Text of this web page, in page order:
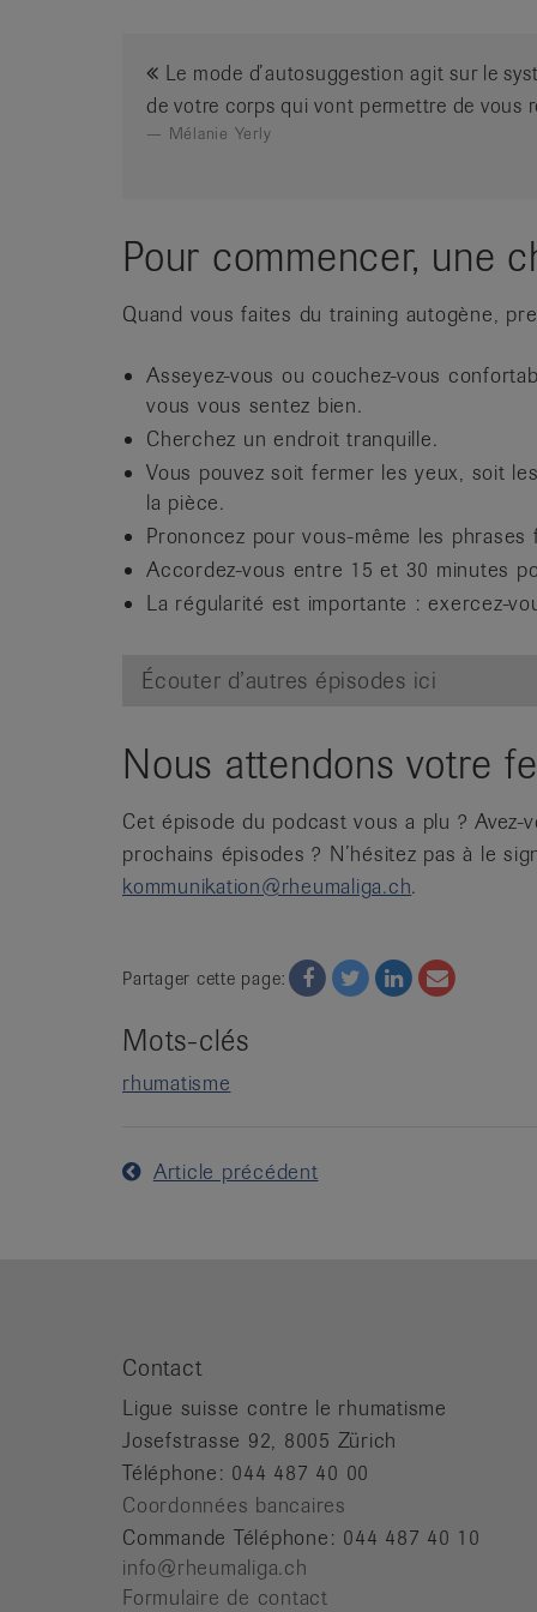
Le mode d’autosuggestion agit sur le
de votre corps qui vont permettre de vous
Mélanie Yerly
Pour commencer, une
Quand vous faites du training autogène,
Asseyez-vous ou couchez-vous
vous vous sentez bien.
Cherchez un endroit tranquille.
Vous pouvez soit fermer les yeux, soit
la pièce.
Prononcez pour vous-même les
Accordez-vous entre 15 et 30 minutes
La régularité est importante : exercez-
Écouter d’autres épisodes ici
Nous attendons votre
Cet épisode du podcast vous a plu ?
prochains épisodes ? N’hésitez pas à le
kommunikation@rheumaliga.ch.
Partager cette page: Facebook
TwitterTwitterEmail
Mots-clés
rhumatisme
Article précédent
Contact
Ligue suisse contre le rhumatisme
Josefstrasse 92, 8005 Zürich
Téléphone: 044 487 40 00
Coordonnées bancaires
Commande Téléphone: 044 487 40 10
info@rheumaliga.ch
Formulaire de contact